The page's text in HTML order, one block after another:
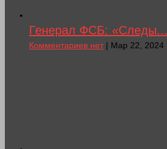
Генерал ФСБ: «Следы...
Комментариев нет| Мар 22, 2024